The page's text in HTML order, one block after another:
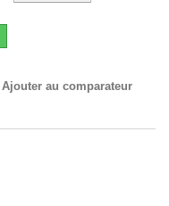
Ajouter au comparateur